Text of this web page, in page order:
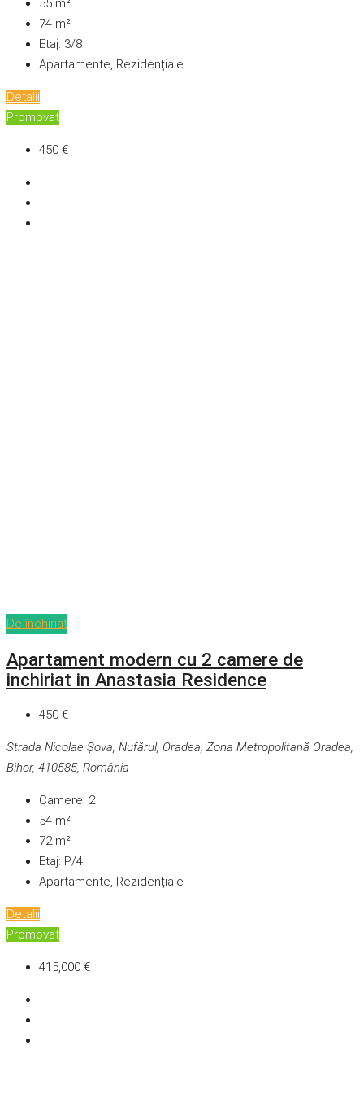
55 m²
74 m²
Etaj: 3/8
Apartamente, Rezidențiale
Detalii
Promovat
450 €
De închiriat
Apartament modern cu 2 camere de
inchiriat in Anastasia Residence
450 €
Strada Nicolae Șova, Nufărul, Oradea, Zona Metropolitană Oradea,
Bihor, 410585, România
Camere: 2
54 m²
72m²
Etaj: P/4
Apartamente, Rezidențiale
Detalii
Promovat
415,000 €